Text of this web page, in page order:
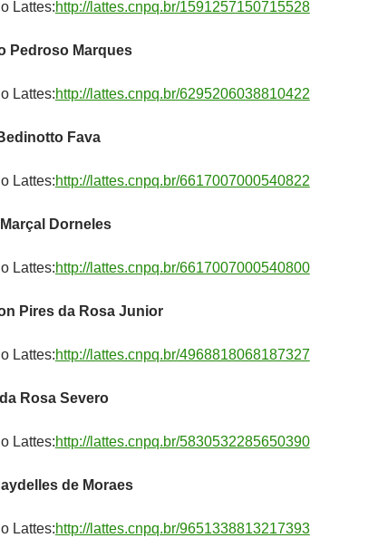
Lattes:http://lattes.cnpq.br/1591257150715528
Pedroso Marques
Lattes:http://lattes.cnpq.br/6295206038810422
Fava
Lattes:http://lattes.cnpq.br/6617007000540822
Dorneles
Lattes:http://lattes.cnpq.br/6617007000540800
Pires da Rosa Junior
Lattes:http://lattes.cnpq.br/4968818068187327
Rosa Severo
Lattes:http://lattes.cnpq.br/5830532285650390
de Moraes
Lattes:http://lattes.cnpq.br/9651338813217393